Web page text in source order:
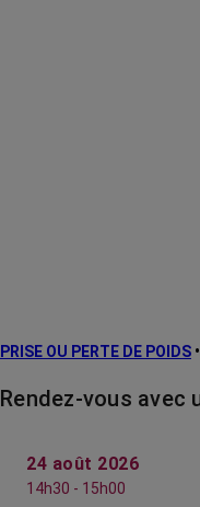
PRISE OU PERTE DE POIDS •
Rendez-vous avec
24 août 2026
14h30 - 15h00